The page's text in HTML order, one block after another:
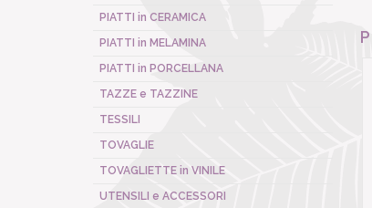
PIATTI in CERAMICA
PIATTI in MELAMINA
PIATTI in PORCELLANA
TAZZE e TAZZINE
TESSILI
TOVAGLIE
TOVAGLIETTE in VINILE
UTENSILI e ACCESSORI